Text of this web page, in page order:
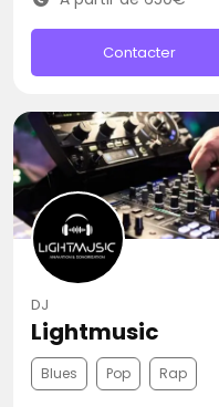
Contacter
DJ
Lightmusic
Blues Pop Rap